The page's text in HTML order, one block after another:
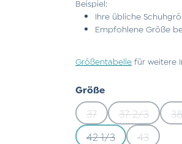
Beispiel:
Ihre übliche
Empfohlene Größe
Größentabelle für weitere
Größeauswählen
37(Diese Option ist
37 2/3
(Diese
42 1/3
43